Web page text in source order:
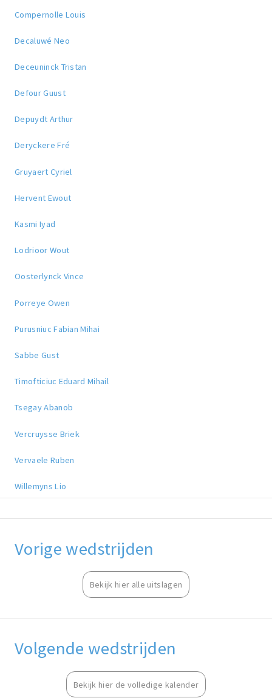
Compernolle Louis
Decaluwé Neo
Deceuninck Tristan
Defour Guust
Depuydt Arthur
Deryckere Fré
Gruyaert Cyriel
Hervent Ewout
Kasmi Iyad
Lodrioor Wout
Oosterlynck Vince
Porreye Owen
Purusniuc Fabian Mihai
Sabbe Gust
Timofticiuc Eduard Mihail
Tsegay Abanob
Vercruysse Briek
Vervaele Ruben
Willemyns Lio
Vorige wedstrijden
Bekijk hier alle uitslagen
Volgende wedstrijden
Bekijk hier de volledige kalender